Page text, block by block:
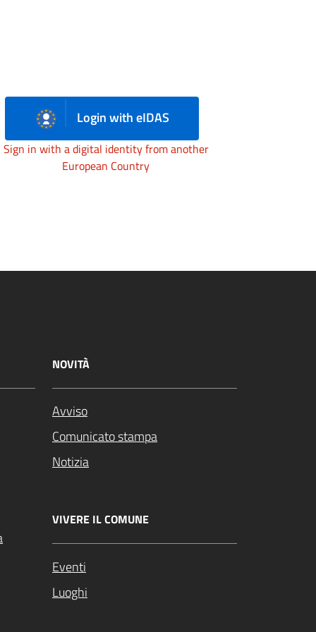
Login with eIDAS
Sign in with a digital identity from another
European Country
NOVITÀ
Avviso
Comunicato stampa
Notizia
VIVERE IL COMUNE
Eventi
Luoghi